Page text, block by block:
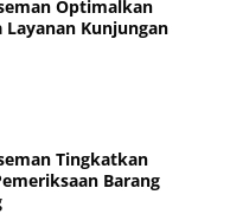
Optimalkan
Layanan Kunjungan
Tingkatkan
Barang